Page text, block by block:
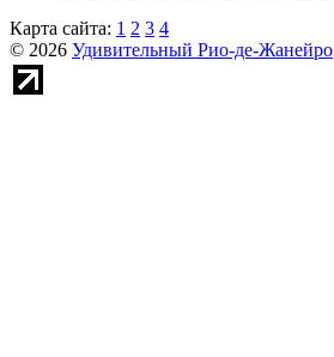
Карта сайта: 1 2 3 4
© 2026 Удивительный Рио-де-Жанейро